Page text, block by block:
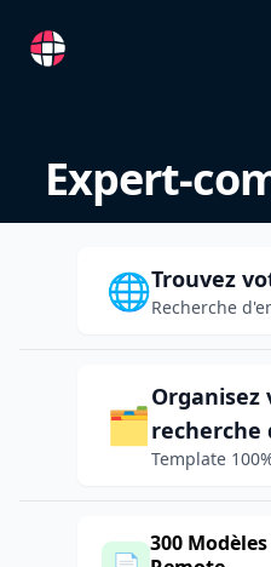
RemoteFR
Expert-
🌐Trouvez
Recherche
🗂️
Organisez
recherche
Template
300 Modèles